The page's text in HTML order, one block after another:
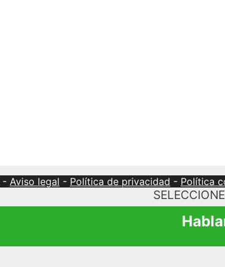
- Aviso legal - Política de privacidad - Política